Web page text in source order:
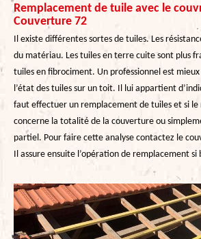
Remplacement de tuile avec le
Couverture 72
Il existe différentes sortes de tuiles. Les
du matériau. Les tuiles en terre cuite sont plus
tuiles en fibrociment. Un professionnel est
l’état des tuiles sur un toit. Il lui appartient
faut effectuer un remplacement de tuiles et si
concerne la totalité de la couverture ou
partiel. Pour faire cette analyse contactez le
Il assure ensuite l’opération de remplacement si